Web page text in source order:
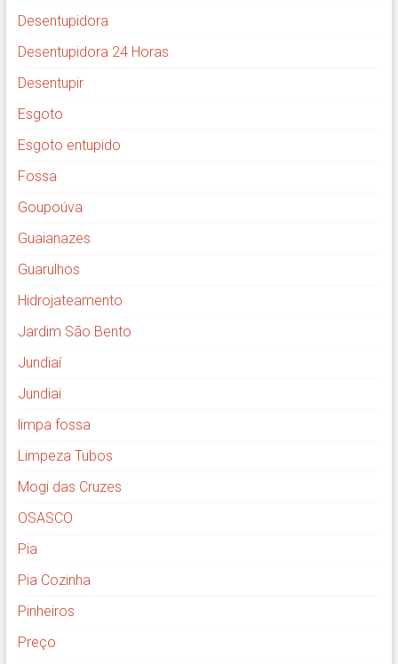
Desentupidora
Desentupidora 24 Horas
Desentupir
Esgoto
Esgoto entupido
Fossa
Goupoúva
Guaianazes
Guarulhos
Hidrojateamento
Jardim São Bento
Jundiaí
Jundiai
limpa fossa
Limpeza Tubos
Mogi das Cruzes
OSASCO
Pia
Pia Cozinha
Pinheiros
Preço